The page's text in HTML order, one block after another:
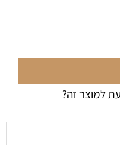
למוצר זה?